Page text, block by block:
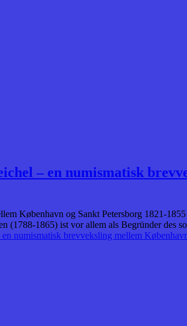
– en numismatisk
København og Sankt Petersborg 1821-
1865) ist vor allem als Begründer des
numismatisk brevveksling mellem